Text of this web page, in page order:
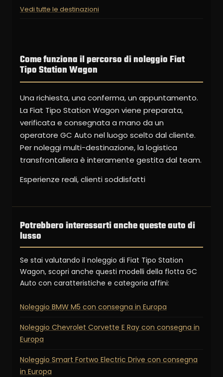
Vedi tutte le destinazioni
Come funziona il percorso di noleggio Fiat
Tipo Station Wagon
Una richiesta, una conferma, un appuntamento.
La Fiat Tipo Station Wagon viene preparata,
verificata e consegnata a mano da un
operatore GC Auto nel luogo scelto dal cliente.
Per noleggi multi-destinazione, la logistica
transfrontaliera è interamente gestita dal team.
Esperienze reali, clienti soddisfatti
Potrebbero interessarti anche queste auto di
lusso
Se stai valutando il noleggio di Fiat Tipo Station
Wagon, scopri anche questi modelli della flotta GC
Auto con caratteristiche e categoria affini:
Noleggio BMW M5 con consegna in Europa
Noleggio Chevrolet Corvette E Ray con consegna in
Europa
Noleggio Smart Fortwo Electric Drive con consegna
in Europa